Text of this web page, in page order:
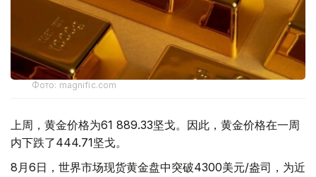
Фото: magnific.com
上周，黄金价格为61 889.33坚戈。因此，黄金价格在一周
内下跌了444.71坚戈。
8月6日，世界市场现货黄金盘中突破4300美元/盎司，为近